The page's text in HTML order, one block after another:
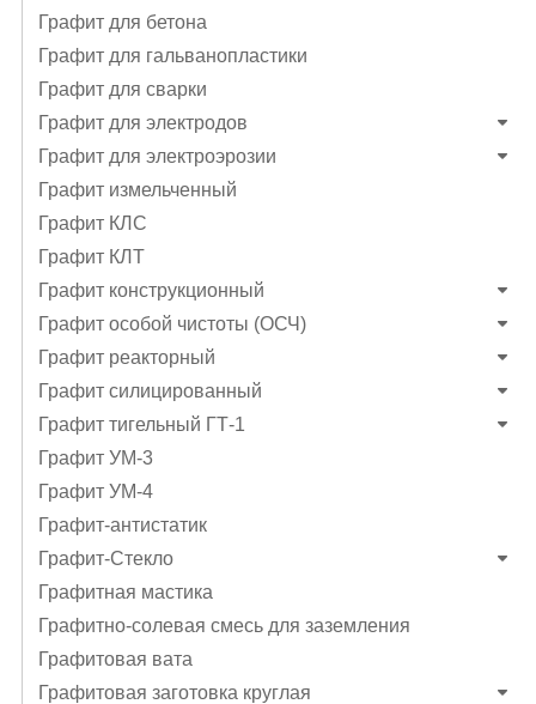
Графит для бетона
Графит для гальванопластики
Графит для сварки
Графит для электродов
Графит для электроэрозии
Графит измельченный
Графит КЛС
Графит КЛТ
Графит конструкционный
Графит особой чистоты (ОСЧ)
Графит реакторный
Графит силицированный
Графит тигельный ГТ-1
Графит УМ-3
Графит УМ-4
Графит-антистатик
Графит-Стекло
Графитная мастика
Графитно-солевая смесь для заземления
Графитовая вата
Графитовая заготовка круглая